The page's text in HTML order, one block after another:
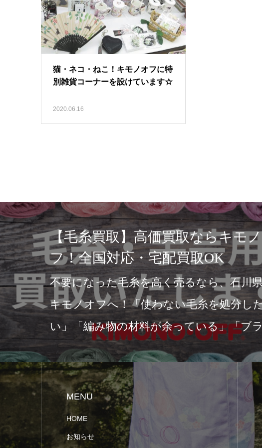
猫・ネコ・ねこ！キモノオフに特
別雑貨コーナーを設けています☆
2020.06.16
なら【キモノオフ】へ｜赤
ンク珊瑚のサンゴ帯留は買
！
時間:15分）珊瑚買取ならお任せく
モノオフで買取実施中店頭買取・宅
の買取方法をご用意…
MENU
HOME
お知らせ